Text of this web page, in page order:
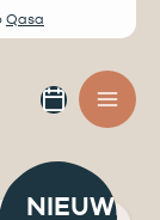
Qasa
maken
NIEUWE